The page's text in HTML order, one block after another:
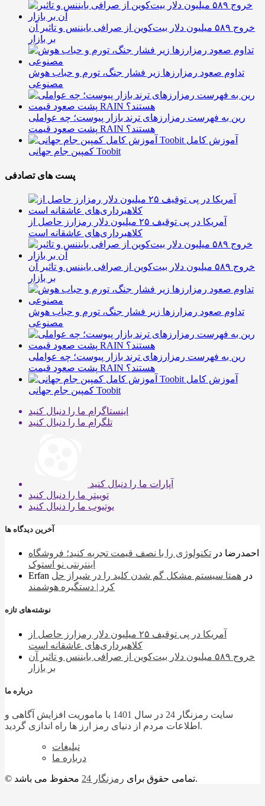
خروج ۵۸۹ میلیون دلار بیت‌کوین از صرافی بایننس و تاثیر آن
بر بازار
تداوم صعود رمزارزها زیر فشار جنگ، تورم و حباب هوش
مصنوعی
رین به فهرست رمزارزهای ترند بازار پیوست؛ چه عواملی
پشت صعود قیمت RAIN هستند؟
آموزش کامل
کمپین جام جهانی Toobit
پست های تصادفی
آمریکا در پی توقیف ۲۵ میلیون دلار رمزارز حاصل از
کلاهبرداری‌های عاشقانه است
خروج ۵۸۹ میلیون دلار بیت‌کوین از صرافی بایننس و تاثیر آن
بر بازار
تداوم صعود رمزارزها زیر فشار جنگ، تورم و حباب هوش
مصنوعی
رین به فهرست رمزارزهای ترند بازار پیوست؛ چه عواملی
پشت صعود قیمت RAIN هستند؟
آموزش کامل
کمپین جام جهانی Toobit
اینستاگرام ما را دنبال کنید
تلگرام ما را دنبال کنید
آپارات ما را دنبال کنید
توییتر ما را دنبال کنید
یوتیوب ما را دنبال کنید
آخرین دیدگاه ها
احمدرضا در تکنولوژی را با نصف قیمت تجربه کنید؛ فروشگاه
اینترنتی نو استوک
Erfan
در همتا سیستم مشکل گم شدن کلید را در شیراز حل
کرد | دستگیره هوشمند
نوشته‌های تازه
آمریکا در پی توقیف ۲۵ میلیون دلار رمزارز حاصل از
کلاهبرداری‌های عاشقانه است
خروج ۵۸۹ میلیون دلار بیت‌کوین از صرافی بایننس و تاثیر آن
بر بازار
درباره ما
سایت رمزنگار 24 در سال 1401 با ماموریت افزایش آگاهی و
اطلاعات مردم از دنیای رمز ارز ها راه اندازی گردید.
تبلیغات
درباره ما
© تمامی حقوق برای رمزنگار 24 محفوظ می باشد.